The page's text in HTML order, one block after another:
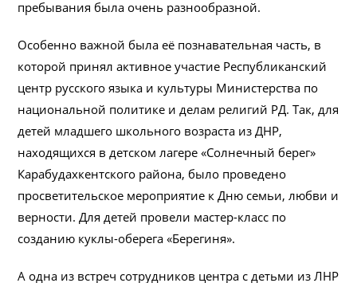
пребывания была очень разнообразной.
Особенно важной была её познавательная часть, в
которой принял активное участие Республиканский
центр русского языка и культуры Министерства по
национальной политике и делам религий РД. Так, для
детей младшего школьного возраста из ДНР,
находящихся в детском лагере «Солнечный берег»
Карабудахкентского района, было проведено
просветительское мероприятие к Дню семьи, любви и
верности. Для детей провели мастер-класс по
созданию куклы-оберега «Берегиня».
А одна из встреч сотрудников центра с детьми из ЛНР